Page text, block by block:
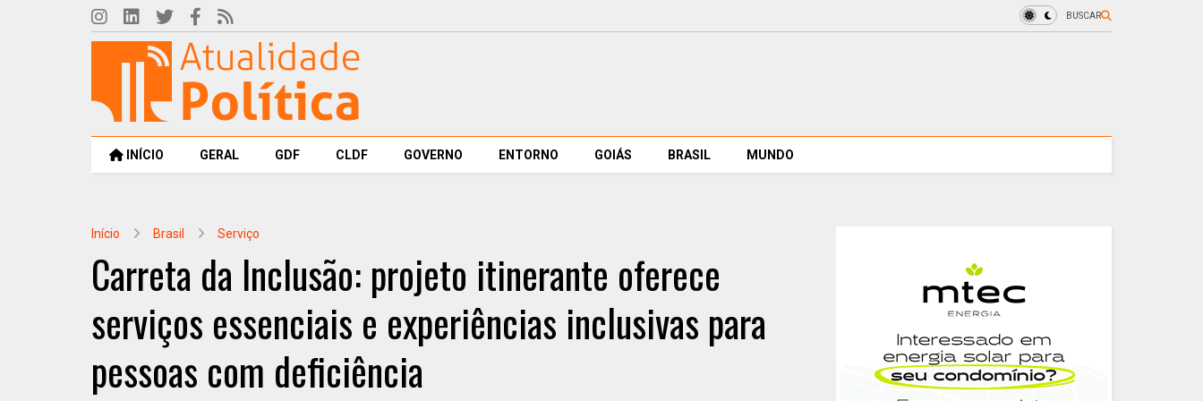
BUSCAR
INÍCIO GERAL GDF CLDF GOVERNO ENTORNO GOIÁS BRASIL MUNDO
Início Brasil Serviço
Carreta da Inclusão: projeto itinerante oferece
serviços essenciais e experiências inclusivas para
pessoas com deficiência